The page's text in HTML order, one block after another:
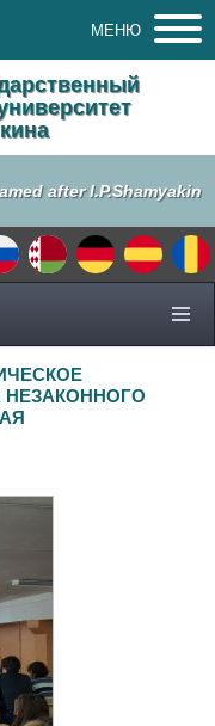
МЕНЮ
after I.P.Shamyakin
НЕЗАКОННОГО